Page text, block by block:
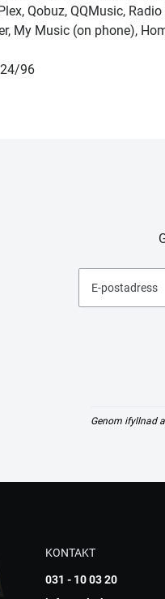
Qobuz, QQMusic,
My Music (on phone),
96
E-postadress
Genom ifyllnad
KONTAKT
031 - 10 03 20